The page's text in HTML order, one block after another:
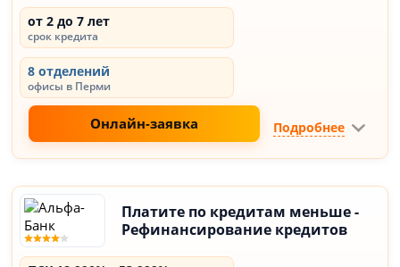
от 2 до 7 лет
срок кредита
8 отделений
офисы в Перми
Онлайн-заявка Подробнее
Платите по кредитам меньше -
Рефинансирование кредитов